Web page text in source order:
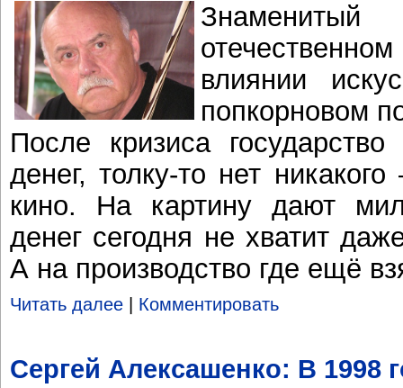
влиянии
попкорновом
После кризиса
денег, толку-то нет
кино. На картину дают
денег сегодня не хватит
А на производство где ещё
Читать далее Комментировать
Сергей Алексашенко: В 1998